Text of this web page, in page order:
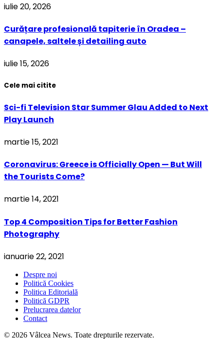
iulie 20, 2026
Curățare profesională tapiterie în Oradea –
canapele, saltele și detailing auto
iulie 15, 2026
Cele mai citite
Sci-fi Television Star Summer Glau Added to Next
Play Launch
martie 15, 2021
Coronavirus: Greece is Officially Open — But Will
the Tourists Come?
martie 14, 2021
Top 4 Composition Tips for Better Fashion
Photography
ianuarie 22, 2021
Despre noi
Politică Cookies
Politica Editorială
Politică GDPR
Prelucrarea datelor
Contact
© 2026 Vâlcea News. Toate drepturile rezervate.